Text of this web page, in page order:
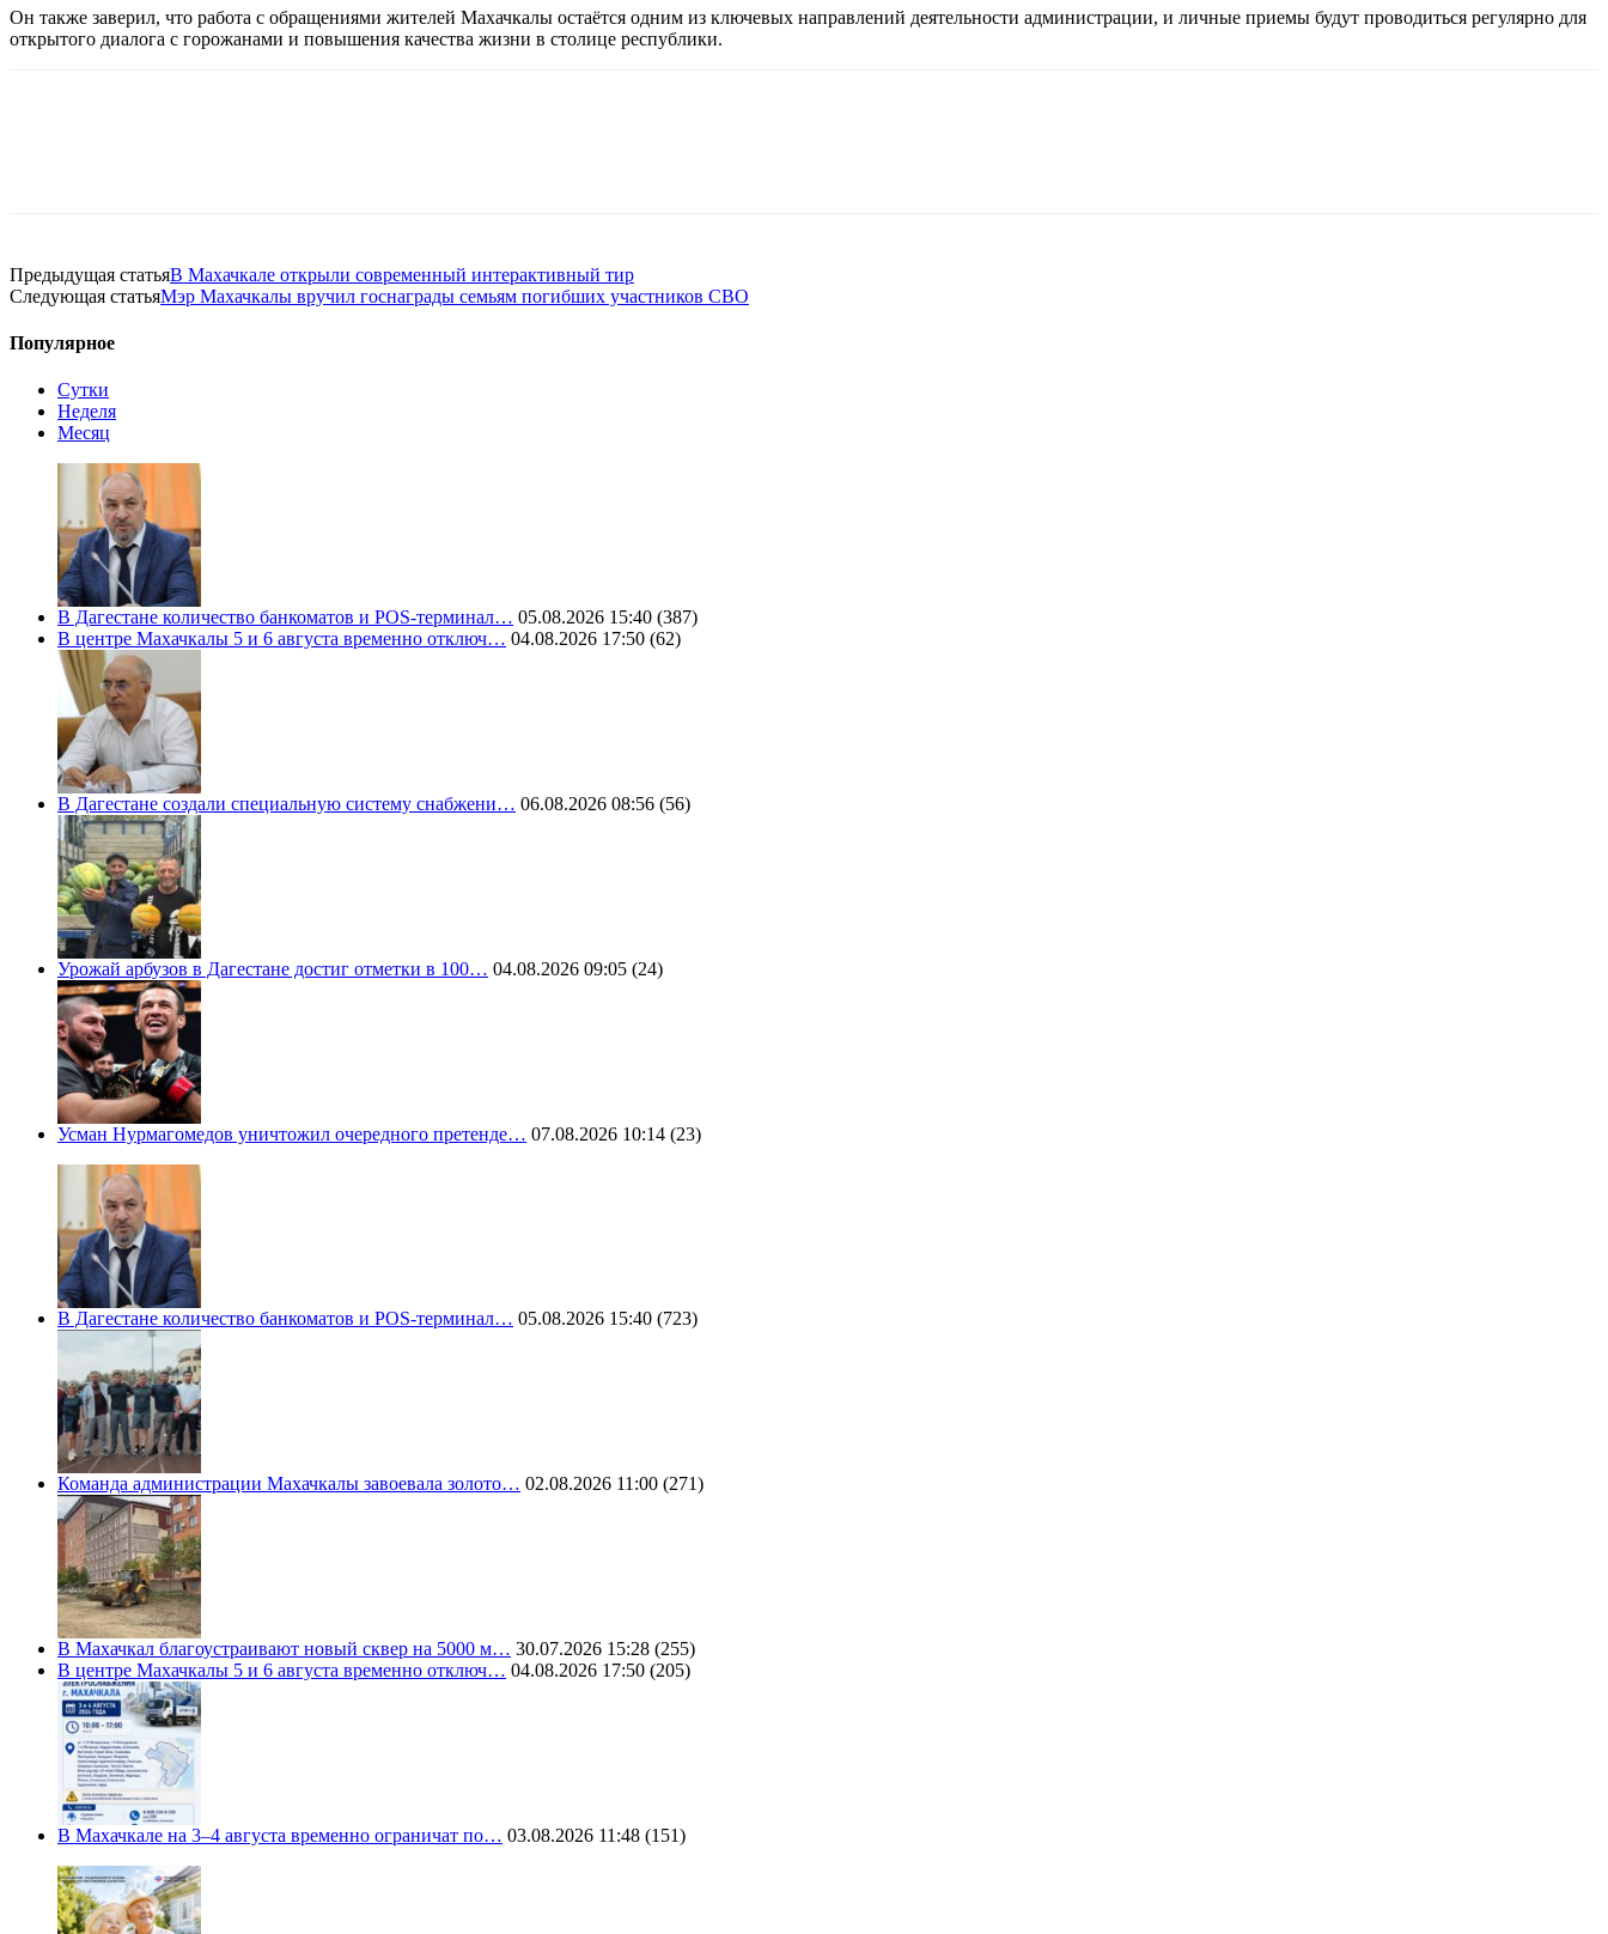
Он также заверил, что работа с обращениями жителей Махачкалы остаётся одним из ключевых направлений деятельности администрации, и личные приемы будут проводиться регулярно для
открытого диалога с горожанами и повышения качества жизни в столице республики.
Предыдущая статьяВ Махачкале открыли современный интерактивный тир
Следующая статьяМэр Махачкалы вручил госнаграды семьям погибших участников СВО
Популярное
Сутки
Неделя
Месяц
В Дагестане количество банкоматов и POS-терминал… 05.08.2026 15:40 (387)
В центре Махачкалы 5 и 6 августа временно отключ… 04.08.2026 17:50 (62)
В Дагестане создали специальную систему снабжени… 06.08.2026 08:56 (56)
Урожай арбузов в Дагестане достиг отметки в 100… 04.08.2026 09:05 (24)
Усман Нурмагомедов уничтожил очередного претенде… 07.08.2026 10:14 (23)
В Дагестане количество банкоматов и POS-терминал… 05.08.2026 15:40 (723)
Команда администрации Махачкалы завоевала золото… 02.08.2026 11:00 (271)
В Махачкал благоустраивают новый сквер на 5000 м… 30.07.2026 15:28 (255)
В центре Махачкалы 5 и 6 августа временно отключ… 04.08.2026 17:50 (205)
В Махачкале на 3–4 августа временно ограничат по… 03.08.2026 11:48 (151)